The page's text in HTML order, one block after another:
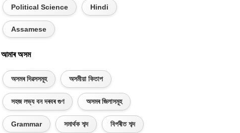
Political Science Hindi
Assamese
আমাৰ অসম
অসমৰ দিৱসসমূহ অসমীয়া কিতাপ
সহজ লভ্য বন দৰবৰ গুণ অসমৰ জিলাসমূহ
Grammar সমাৰ্থক শব্দ বিপৰীত শব্দ